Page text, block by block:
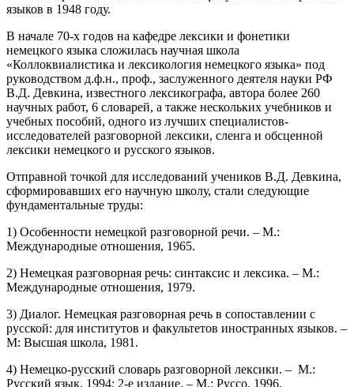
языков в 1948 году.
В начале 70-х годов на кафедре лексики и фонетики
немецкого языка сложилась научная школа
«Коллоквиалистика и лексикология немецкого языка» под
руководством д.ф.н., проф., заслуженного деятеля науки РФ
В.Д. Девкина, известного лексикографа, автора более 260
научных работ, 6 словарей, а также нескольких учебников и
учебных пособий, одного из лучших специалистов-
исследователей разговорной лексики, сленга и обсценной
лексики немецкого и русского языков.
Отправной точкой для исследований учеников В.Д. Девкина,
сформировавших его научную школу, стали следующие
фундаментальные труды:
1) Особенности немецкой разговорной речи. – М.:
Международные отношения, 1965.
2) Немецкая разговорная речь: синтаксис и лексика. – М.:
Международные отношения, 1979.
3) Диалог. Немецкая разговорная речь в сопоставлении с
русской: для институтов и факультетов иностранных языков. –
М: Высшая школа, 1981.
4) Немецко-русский словарь разговорной лексики. – М.:
Русский язык, 1994; 2-е издание. – М.: Руссо, 1996.